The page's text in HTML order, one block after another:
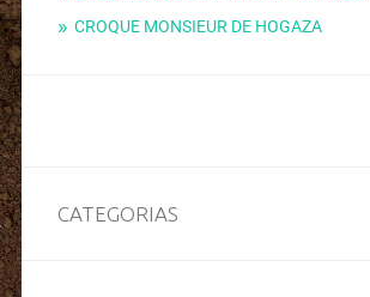
CROQUE MONSIEUR DE HOGAZA
CATEGORIAS